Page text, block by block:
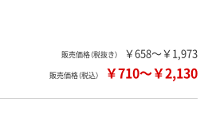
販売価格（税抜き） ￥658～￥1,973
販売価格（税込） ￥710～￥2,130